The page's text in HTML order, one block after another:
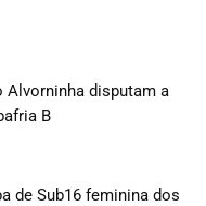
Alvorninha disputam a
B
de Sub16 feminina dos